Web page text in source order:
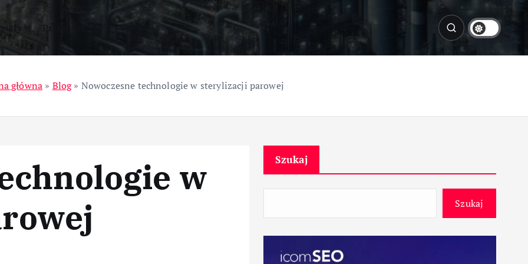
Przemysł
główna » Blog» Nowoczesne technologie w sterylizacji parowej
w
Szukaj
Szukaj